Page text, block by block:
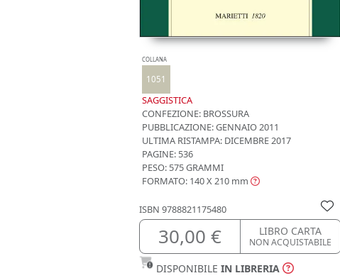
COLLANA
1051
SAGGISTICA
CONFEZIONE: BROSSURA
PUBBLICAZIONE:GENNAIO 2011
ULTIMA RISTAMPA: DICEMBRE 2017
PAGINE: 536
PESO: 575 GRAMMI
FORMATO: 140 X 210 mm
ISBN 9788821175480
30,00 € LIBRO CARTA
NON ACQUISTABILE
DISPONIBILE IN LIBRERIA